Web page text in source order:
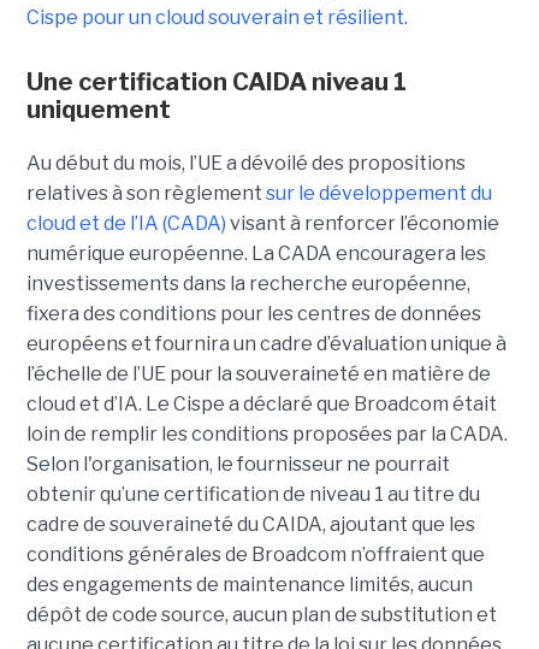
Cispe pour un cloud souverain et résilient.
Une certification CAIDA niveau 1
uniquement
Au début du mois, l’UE a dévoilé des propositions
relatives à son règlement sur le développement du
cloud et de l’IA (CADA) visant à renforcer l’économie
numérique européenne. La CADA encouragera les
investissements dans la recherche européenne,
fixera des conditions pour les centres de données
européens et fournira un cadre d’évaluation unique à
l’échelle de l’UE pour la souveraineté en matière de
cloud et d’IA. Le Cispe a déclaré que Broadcom était
loin de remplir les conditions proposées par la CADA.
Selon l'organisation, le fournisseur ne pourrait
obtenir qu’une certification de niveau 1 au titre du
cadre de souveraineté du CAIDA, ajoutant que les
conditions générales de Broadcom n’offraient que
des engagements de maintenance limités, aucun
dépôt de code source, aucun plan de substitution et